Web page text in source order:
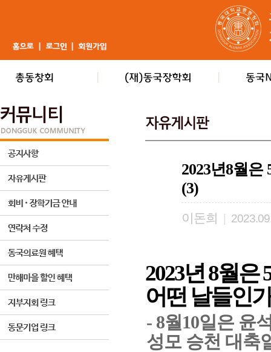
2023년8월
(3)
이돈희
2023년 8월
어떤 날들인
- 8월10일은 윤
성모 승천 대축